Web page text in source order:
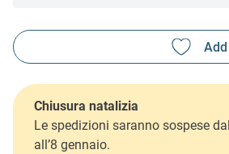
Chiusura natalizia
Le spedizioni saranno sospese
all’8 gennaio.